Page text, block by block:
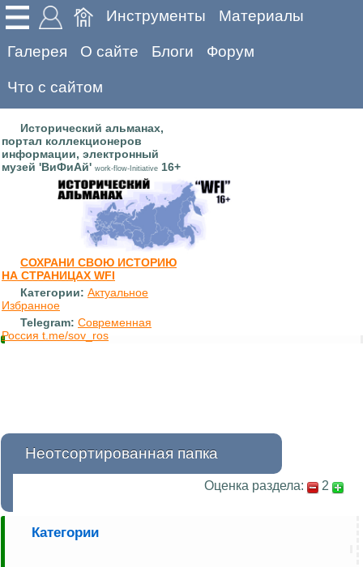
Инструменты Материалы
Галерея О сайте Блоги Форум
Что с сайтом
Исторический альманах,
портал коллекционеров
информации, электронный
музей 'ВиФиАй' work-flow-Initiative 16+
СОХРАНИ СВОЮ ИСТОРИЮ
НА СТРАНИЦАХ WFI
Категории: Актуальное
Избранное
Telegram: Современная
Россия t.me/sov_ros
Неотсортированная папка
Оценка раздела: 2
Категории